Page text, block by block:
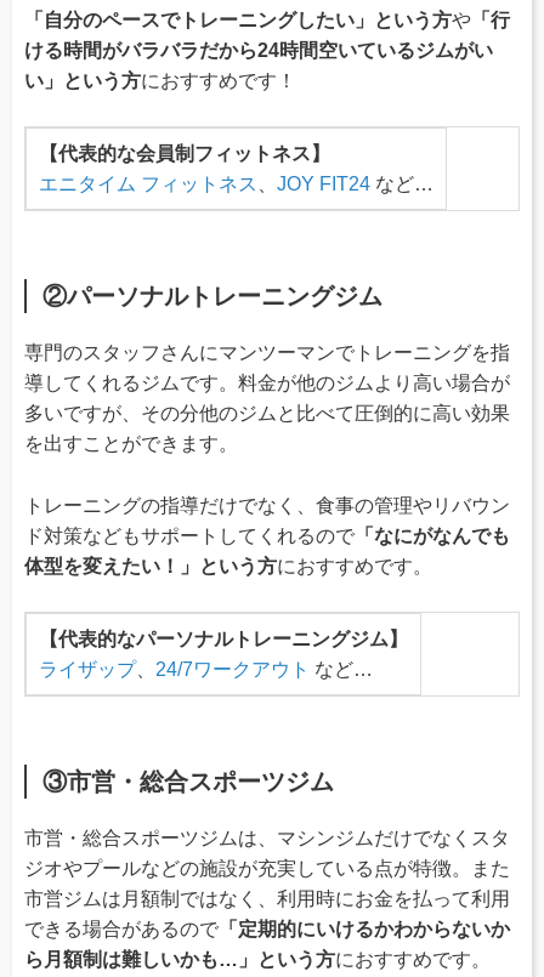
「自分のペースでトレーニングしたい」という方や 「行
ける時間がバラバラだから24時間空いているジムがい
い」という方におすすめです！
【代表的な会員制フィットネス】
エニタイム フィットネス
JOY FIT24 など…
②パーソナルトレーニングジム
専門のスタッフさんにマンツーマンでトレーニングを指
導してくれるジムです。料金が他のジムより高い場合が
多いですが、その分他のジムと比べて圧倒的に高い効果
を出すことができます。
トレーニングの指導だけでなく、食事の管理やリバウン
ド対策などもサポートしてくれるので 「なにがなんでも
体型を変えたい！」という方におすすめです。
【代表的なパーソナルトレーニングジム】
ライザップ、 24/7ワークアウト など…
③市営・総合スポーツジム
市営・総合スポーツジムは、マシンジムだけでなくスタ
ジオやプールなどの施設が充実している点が特徴。また
市営ジムは月額制ではなく、利用時にお金を払って利用
できる場合があるので 「定期的にいけるかわからないか
ら月額制は難しいかも…」という方におすすめです。